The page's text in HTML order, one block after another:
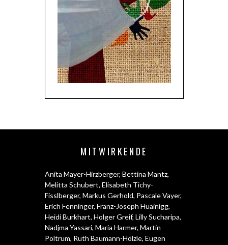
MITWIRKENDE
Anita Mayer-Hirzberger, Bettina Mantz,
Melitta Schubert, Elisabeth Tichy-
Fisslberger, Markus Gerhold, Pascale Vayer,
Erich Fenninger, Franz-Joseph Huainigg,
Heidi Burkhart, Holger Greif, Lilly Sucharipa,
Nadjma Yassari, Maria Harmer, Martin
Poltrum, Ruth Baumann-Hölzle, Eugen